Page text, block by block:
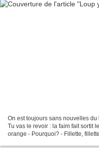
On est toujours sans nouvelles
Tu vas le revoir : la faim fait sortit
orange - Pourquoi? - Fillette,